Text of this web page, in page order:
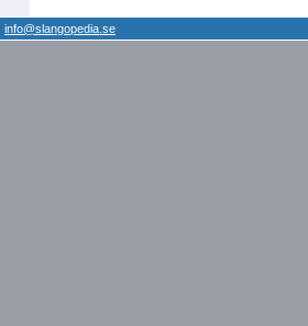
info@slangopedia.se